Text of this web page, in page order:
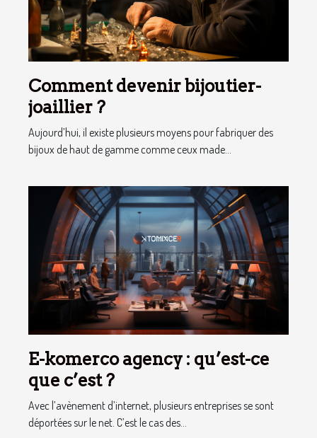
Comment devenir bijoutier-
joaillier ?
Aujourd’hui, il existe plusieurs moyens pour fabriquer des
bijoux de haut de gamme comme ceux made...
E-komerco agency : qu’est-ce
que c’est ?
Avec l’avènement d’internet, plusieurs entreprises se sont
déportées sur le net. C’est le cas des...